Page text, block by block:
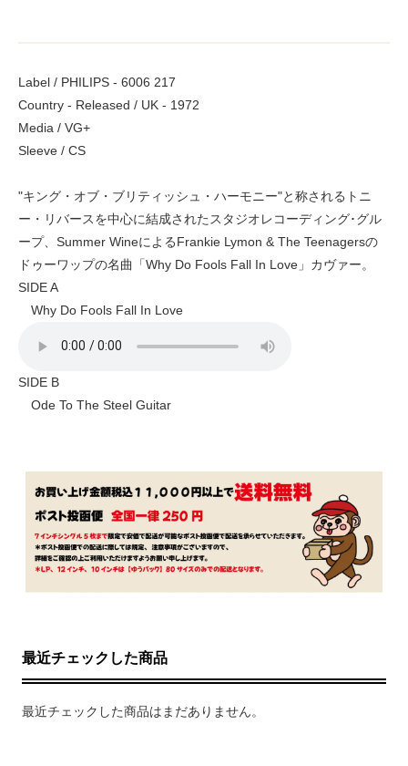
Label / PHILIPS - 6006 217
Country - Released / UK - 1972
Media / VG+
Sleeve / CS
"キング・オブ・ブリティッシュ・ハーモニー"と称されるトニ
ー・リバースを中心に結成されたスタジオレコーディング･グル
ープ、Summer WineによるFrankie Lymon & The Teenagersの
ドゥーワップの名曲「Why Do Fools Fall In Love」カヴァー。
SIDE A
Why Do Fools Fall In Love
SIDE B
Ode To The Steel Guitar
最近チェックした商品
最近チェックした商品はまだありません。